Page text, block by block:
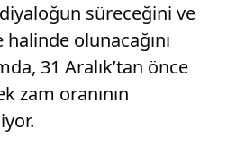
süreceğini ve
olunacağını
31 Aralık’tan önce
zam oranının